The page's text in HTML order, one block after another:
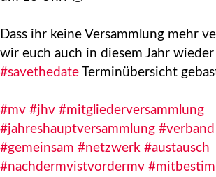
Dass ihr keine Versammlung mehr
wir euch auch in diesem Jahr
#savethedate Terminübersicht
#mv #jhv #mitgliederversammlung
#jahreshauptversammlung #verband
#gemeinsam #netzwerk #austausch
#nachdermvistvordermv